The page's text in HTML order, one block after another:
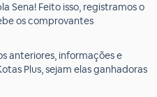
Sena! Feito isso, registramos o
os comprovantes
anteriores, informações e
Plus, sejam elas ganhadoras